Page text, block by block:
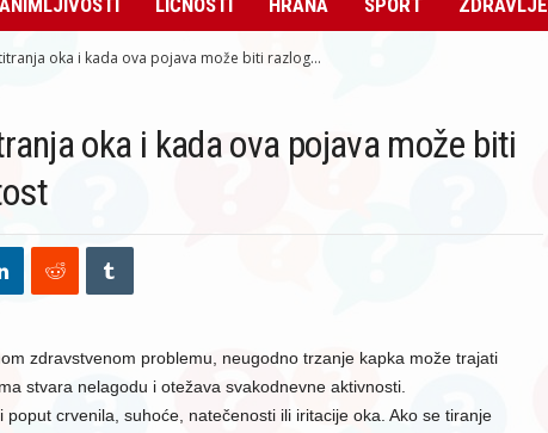
LIČNOSTI HRANA SPORT ZDRAVLJE
oka i kada ova pojava može biti razlog...
oka i kada ova pojava može biti
zdravstvenom problemu, neugodno trzanje kapka može trajati
stvara nelagodu i otežava svakodnevne aktivnosti.
crvenila, suhoće, natečenosti ili iritacije oka. Ako se tiranje